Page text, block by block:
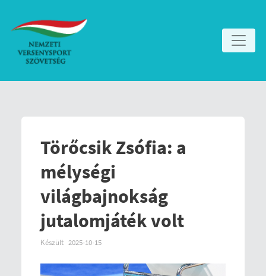
Törőcsik Zsófia: a
mélységi
világbajnokság
jutalomjáték volt
Készült 2025-10-15